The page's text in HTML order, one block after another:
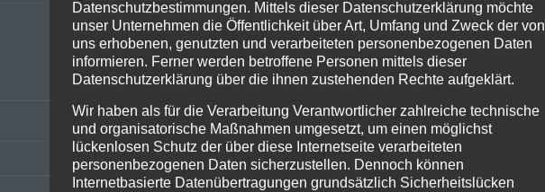
Datenschutzbestimmungen. Mittels dieser Datenschutzerklärung möchte
unser Unternehmen die Öffentlichkeit über Art, Umfang und Zweck der von
uns erhobenen, genutzten und verarbeiteten personenbezogenen Daten
informieren. Ferner werden betroffene Personen mittels dieser
Datenschutzerklärung über die ihnen zustehenden Rechte aufgeklärt.
Wir haben als für die Verarbeitung Verantwortlicher zahlreiche technische
und organisatorische Maßnahmen umgesetzt, um einen möglichst
lückenlosen Schutz der über diese Internetseite verarbeiteten
personenbezogenen Daten sicherzustellen. Dennoch können
Internetbasierte Datenübertragungen grundsätzlich Sicherheitslücken